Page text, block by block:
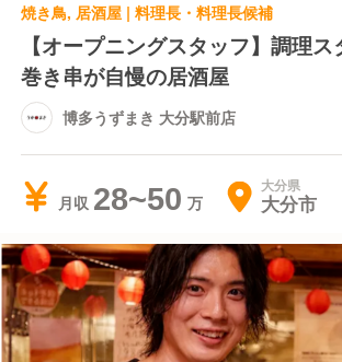
焼き鳥, 居酒屋 | 料理長・料理長候補
【オープニングスタッフ】調理
巻き串が自慢の居酒屋
博多うずまき 大分駅前店
月収 28~50 大分県
大分市